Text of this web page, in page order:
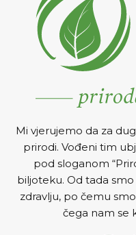
Kremu nanijeti na oboljelo
mjesto 2-3 puta na dan.
Pakovanje: 20 g.
Mi vjerujemo da za
prirodi. Vođeni tim
pod sloganom
biljoteku. Od tada
zdravlju, po čemu
čega nam se